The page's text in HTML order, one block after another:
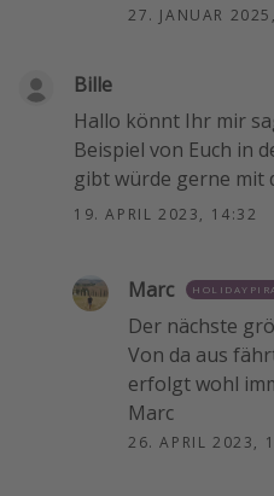
27. JANUAR
Bille
Hallo könnt Ihr mir
Beispiel von Euch in
gibt würde gerne mit
19. APRIL 2023, 14:32
Marc
Der nächste
Von da aus
erfolgt wohl
Marc
26. APRIL 2023,